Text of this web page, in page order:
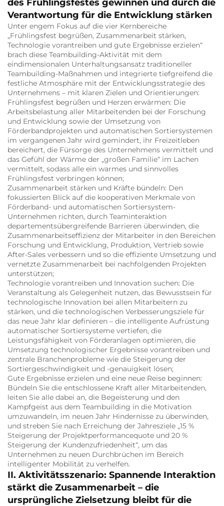
des Frühlingsfestes gewinnen und durch die
Verantwortung für die Entwicklung stärken
Unter engem Fokus auf die vier Kernbereiche
„Frühlingsfest begrüßen, Zusammenarbeit stärken,
Technologie vorantreiben und gute Ergebnisse erzielen“
brach diese Teambuilding-Aktivität mit dem
eindimensionalen Unterhaltungsansatz traditioneller
Teambuilding-Maßnahmen und integrierte tiefgreifend die
festliche Atmosphäre mit der Entwicklungsstrategie des
Unternehmens – mit klaren Zielen und Orientierungen:
Frühlingsfest begrüßen und Herzen erwärmen: Die
Arbeitsbelastung aller Mitarbeitenden bei der Forschung
und Entwicklung sowie der Umsetzung von
Förderbandprojekten und automatischen Sortiersystemen
im vergangenen Jahr wird gemindert, ihr Freizeitleben
bereichert, die Fürsorge des Unternehmens vermittelt und
das Gefühl der Wärme der „großen Familie“ im Lachen
vermittelt, sodass alle ein warmes und sinnvolles
Frühlingsfest verbringen können;
Zusammenarbeit stärken und Kräfte bündeln: Den
fokussierten Blick auf die kooperativen Merkmale von
Förderband- und automatischen Sortiersystem-
Unternehmen richten, durch Teaminteraktion
departementsübergreifende Barrieren überwinden, die
Zusammenarbeitseffizienz der Mitarbeiter in den Bereichen
Forschung und Entwicklung, Produktion, Vertrieb sowie
After-Sales verbessern und so die effiziente Umsetzung und
vernetzte Zusammenarbeit bei nachfolgenden Projekten
unterstützen;
Technologie vorantreiben und Innovation suchen: Die
Veranstaltung als Gelegenheit nutzen, das Bewusstsein für
technologische Innovation bei allen Mitarbeitern zu
stärken, und die technologischen Verbesserungsziele für
das neue Jahr klar definieren – die intelligente Aufrüstung
automatischer Sortiersysteme vertiefen, die
Leistungsfähigkeit von Förderanlagen optimieren, die
Umsetzung technologischer Ergebnisse vorantreiben und
zentrale Branchenprobleme wie die Steigerung der
Sortiergeschwindigkeit und -genauigkeit lösen;
Gute Ergebnisse erzielen und eine neue Reise beginnen:
Bündeln Sie die entschlossene Kraft aller Mitarbeitenden,
leiten Sie alle dabei an, die Begeisterung und den
Kampfgeist aus dem Teambuilding in die Motivation
umzuwandeln, im neuen Jahr Hindernisse zu überwinden,
und streben Sie nach Erreichung der Jahresziele „15 %
Steigerung der Projektperformancequote und 20 %
Steigerung der Kundenzufriedenheit“, um das
Unternehmen zu neuen Durchbrüchen im Bereich
intelligenter Mobilität zu verhelfen.
II. Aktivitätsszenario: Spannende Interaktion
stärkt die Zusammenarbeit – die
ursprüngliche Zielsetzung bleibt für die